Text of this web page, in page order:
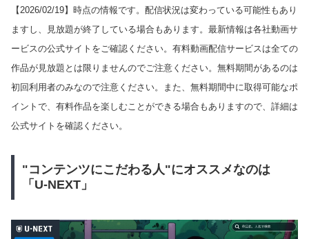
【 2026/02/19】時点の情報です。配信状況は変わっている可能性もあり
ますし、見放題が終了している場合もあります。最新情報は各社動画サ
ービスの公式サイトをご確認ください。有料動画配信サービスは全ての
作品が見放題とは限りませんのでご注意ください。無料期間があるのは
初回利用者のみなので注意ください。また、無料期間中に取得可能なポ
イントで、有料作品を楽しむことができる場合もありますので、詳細は
公式サイトを確認ください。
"コンテンツにこだわる人"にオススメなのは
「U-NEXT」